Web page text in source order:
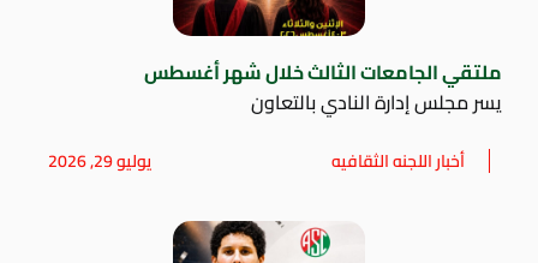
ملتقي الجامعات الثالث خلال شهر أغسطس
يسر مجلس إدارة النادي بالتعاون
أخبار اللجنه الثقافيه يوليو 29, 2026